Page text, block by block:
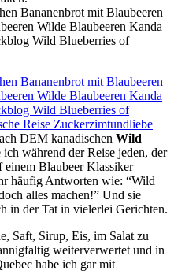
DEM kanadischen Wild
während der Reise jeden, der
einem Blaubeer Klassiker
häufig Antworten wie: “Wild
alles machen!” Und sie
in der Tat in vielerlei Gerichten.
Saft, Sirup, Eis, im Salat zu
weiterverwertet und in
habe ich gar mit